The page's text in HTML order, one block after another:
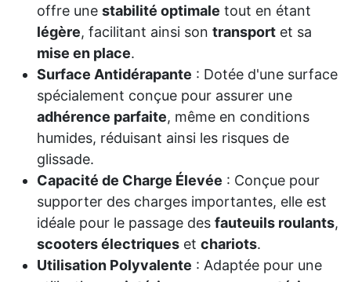
offre une stabilité optimale tout en étant
légère, facilitant ainsi son transport et sa
mise en place.
Surface Antidérapante : Dotée d'une surface
spécialement conçue pour assurer une
adhérence parfaite, même en conditions
humides, réduisant ainsi les risques de
glissade.
Capacité de Charge Élevée : Conçue pour
supporter des charges importantes, elle est
idéale pour le passage des fauteuils roulants,
scooters électriques et chariots.
Utilisation Polyvalente : Adaptée pour une